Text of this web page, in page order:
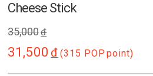
Cheese Stick
35,000đ
31,500 đ (315 POP point)